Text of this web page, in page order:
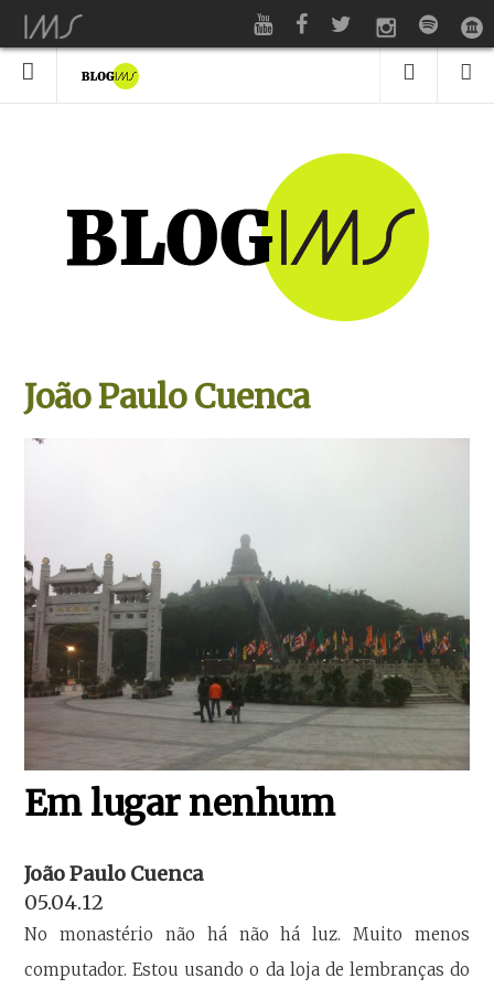
João Paulo Cuenca
Em lugar nenhum
João Paulo Cuenca
05.04.12
No monastério não há não há luz. Muito menos
computador. Estou usando o da loja de lembranças do